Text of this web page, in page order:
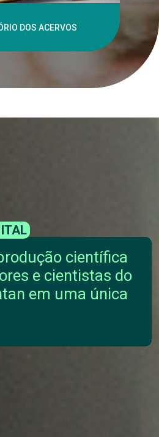
DOS ACERVOS
científica
e cientistas do
em uma única